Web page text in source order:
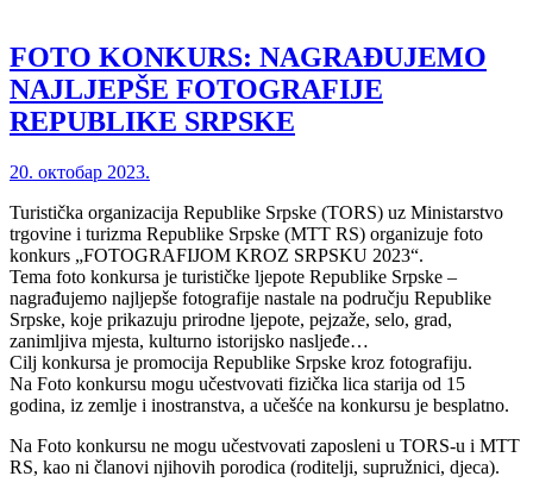
FOTO KONKURS: NAGRAĐUJEMO
NAJLJEPŠE FOTOGRAFIJE
REPUBLIKE SRPSKE
20. октобар 2023.
Turistička organizacija Republike Srpske (TORS) uz Ministarstvo
trgovine i turizma Republike Srpske (MTT RS) organizuje foto
konkurs „FOTOGRAFIJOM KROZ SRPSKU 2023“.
Tema foto konkursa je turističke ljepote Republike Srpske –
nagrađujemo najljepše fotografije nastale na području Republike
Srpske, koje prikazuju prirodne ljepote, pejzaže, selo, grad,
zanimljiva mjesta, kulturno istorijsko nasljeđe…
Cilj konkursa je promocija Republike Srpske kroz fotografiju.
Na Foto konkursu mogu učestvovati fizička lica starija od 15
godina, iz zemlje i inostranstva, a učešće na konkursu je besplatno.
Na Foto konkursu ne mogu učestvovati zaposleni u TORS-u i MTT
RS, kao ni članovi njihovih porodica (roditelji, supružnici, djeca).